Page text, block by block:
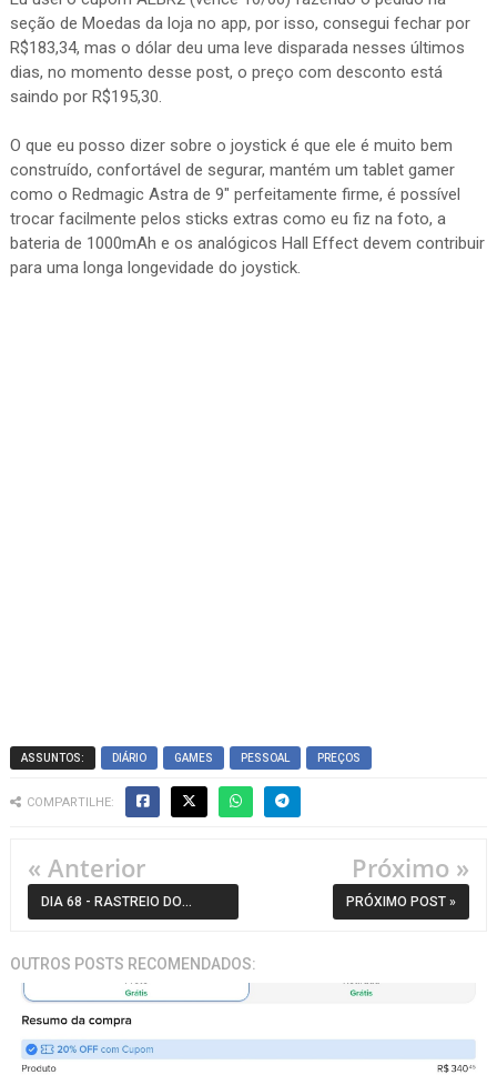
seção de Moedas da loja no app, por isso, consegui fechar por
R$183,34, mas o dólar deu uma leve disparada nesses últimos
dias, no momento desse post, o preço com desconto está
saindo por R$195,30.
O que eu posso dizer sobre o joystick é que ele é muito bem
construído, confortável de segurar, mantém um tablet gamer
como o Redmagic Astra de 9" perfeitamente firme, é possível
trocar facilmente pelos sticks extras como eu fiz na foto, a
bateria de 1000mAh e os analógicos Hall Effect devem contribuir
para uma longa longevidade do joystick.
ASSUNTOS: DIÁRIO GAMES PESSOAL PREÇOS
COMPARTILHE:
« Anterior
DIA 68 - RASTREIO DO
NO BRASIL
Próximo »
PRÓXIMO POST »
OUTROS POSTS RECOMENDADOS: